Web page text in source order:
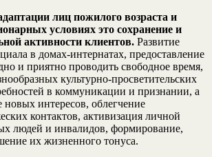
лиц пожилого возраста и
условиях это сохранение и
активности клиентов. Развитие
в домах-интернатах, предоставление
и приятно проводить свободное время,
культурно-просветительских
в коммуникации и признании, а
интересов, облегчение
контактов, активизация личной
людей и инвалидов, формирование,
их жизненного тонуса.